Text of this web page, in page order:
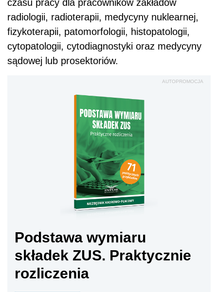
czasu pracy dla pracowników zakładów
radiologii, radioterapii, medycyny nuklearnej,
fizykoterapii, patomorfologii, histopatologii,
cytopatologii, cytodiagnostyki oraz medycyny
sądowej lub prosektoriów.
AUTOPROMOCJA
Podstawa wymiaru
składek ZUS. Praktycznie
rozliczenia